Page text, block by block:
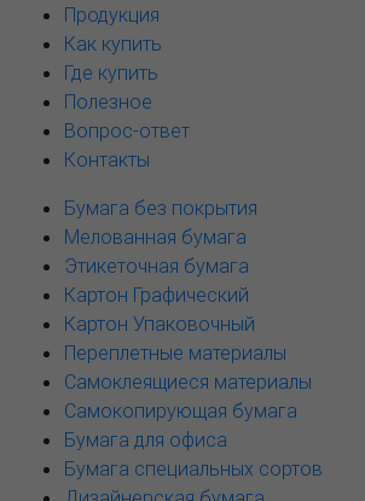
Продукция
Как купить
Где купить
Полезное
Вопрос-ответ
Контакты
Бумага без покрытия
Мелованная бумага
Этикеточная бумага
Картон Графический
Картон Упаковочный
Переплетные материалы
Самоклеящиеся материалы
Самокопирующая бумага
Бумага для офиса
Бумага специальных сортов